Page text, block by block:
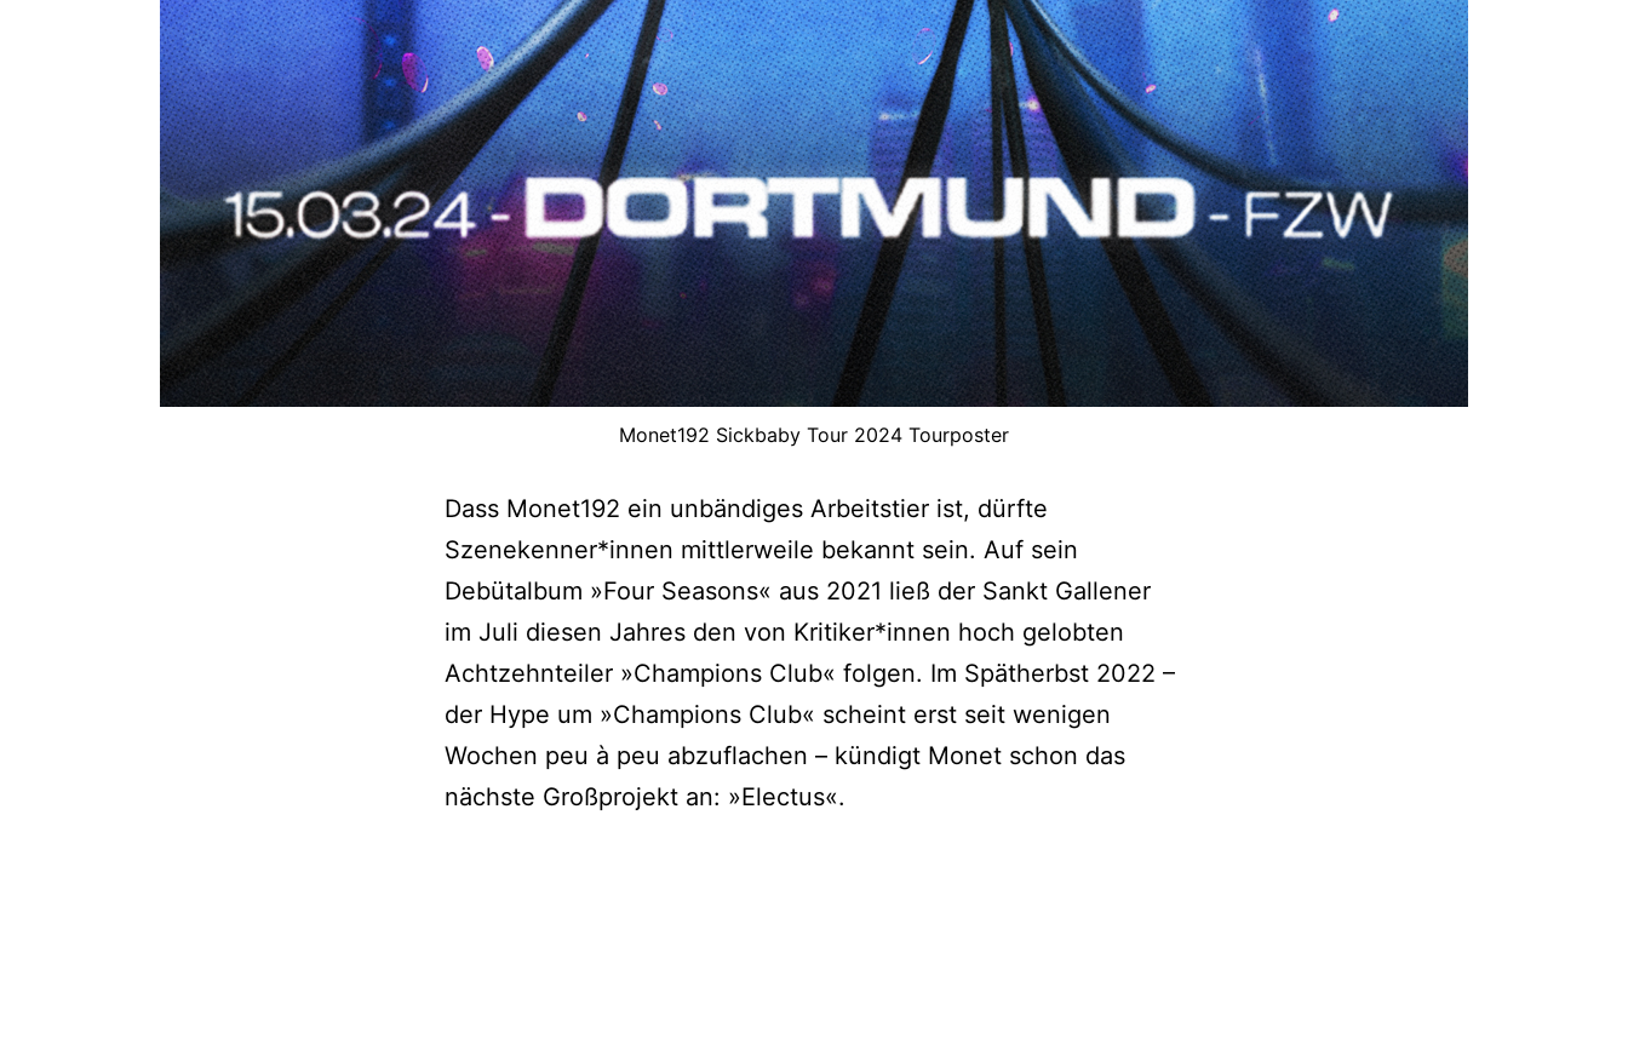
Monet192 Sickbaby Tour 2024 Tourposter
Dass Monet192 ein unbändiges Arbeitstier ist, dürfte
Szenekenner*innen mittlerweile bekannt sein. Auf sein
Debütalbum »Four Seasons« aus 2021 ließ der Sankt Gallener
im Juli diesen Jahres den von Kritiker*innen hoch gelobten
Achtzehnteiler »Champions Club« folgen. Im Spätherbst 2022 –
der Hype um »Champions Club« scheint erst seit wenigen
Wochen peu à peu abzuflachen – kündigt Monet schon das
nächste Großprojekt an: »Electus«.